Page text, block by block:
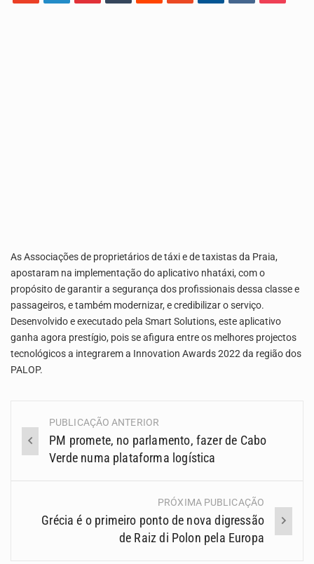
As Associações de proprietários de táxi e de taxistas da Praia,
apostaram na implementação do aplicativo nhatáxi, com o
propósito de garantir a segurança dos profissionais dessa classe e
passageiros, e também modernizar, e credibilizar o serviço.
Desenvolvido e executado pela Smart Solutions, este aplicativo
ganha agora prestígio, pois se afigura entre os melhores projectos
tecnológicos a integrarem a Innovation Awards 2022 da região dos
PALOP.
Navegação
(Posts)
PUBLICAÇÃO ANTERIOR
PM promete, no parlamento, fazer de Cabo
Verde numa plataforma logística
PRÓXIMA PUBLICAÇÃO
Grécia é o primeiro ponto de nova digressão
de Raiz di Polon pela Europa